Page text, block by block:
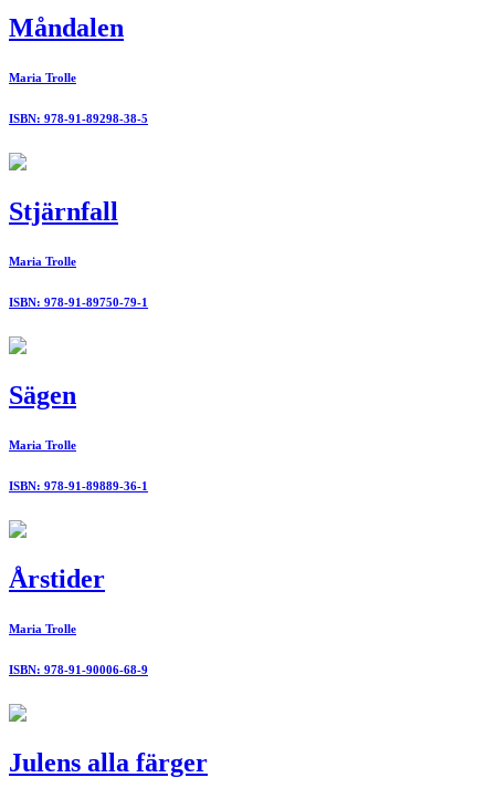
Måndalen
Maria Trolle
ISBN: 978-91-89298-38-5
Stjärnfall
Maria Trolle
ISBN: 978-91-89750-79-1
Sägen
Maria Trolle
ISBN: 978-91-89889-36-1
Årstider
Maria Trolle
ISBN: 978-91-90006-68-9
Julens alla färger